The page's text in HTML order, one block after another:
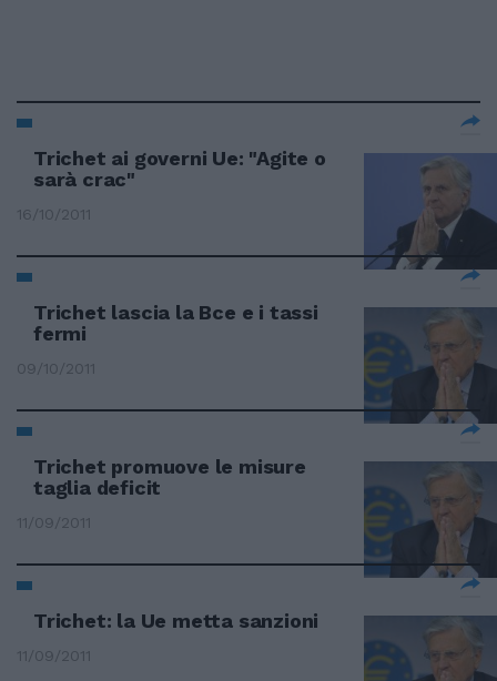
Trichet ai governi Ue: "Agite o
sarà crac"
16/10/2011
Trichet lascia la Bce e i tassi
fermi
09/10/2011
Trichet promuove le misure
taglia deficit
11/09/2011
Trichet: la Ue metta sanzioni
11/09/2011